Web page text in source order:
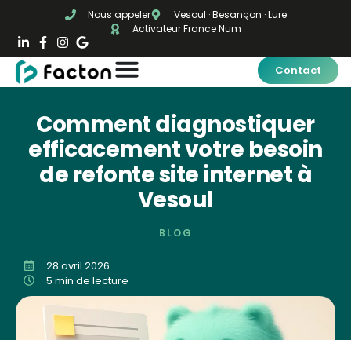
Nous appeler
Vesoul · Besançon · Lure
Activateur France Num
Contact
Comment diagnostiquer
efficacement votre besoin
de refonte site internet à
Vesoul
BLOG
28 avril 2026
5 min de lecture